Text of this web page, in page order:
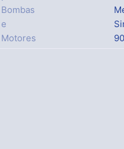
Bombas
e
Motores